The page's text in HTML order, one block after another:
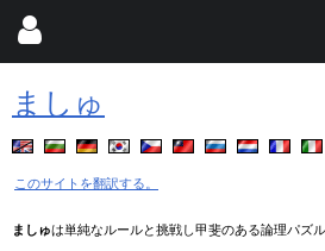
ましゅ
このサイトを翻訳する。
ましゅは単純なルールと挑戦し甲斐のある論理パズル